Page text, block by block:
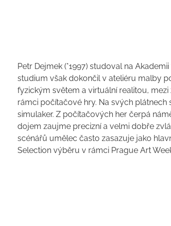
Petr Dejmek (*1997) studoval na
studium však dokončil v ateliéru malby
fyzickým světem a virtuální realitou,
rámci počítačové hry. Na svých
simulaker. Z počítačových her čerpá
dojem zaujme precizní a velmi dobře
scénářů umělec často zasazuje jako
Selection výběru v rámci Prague Art